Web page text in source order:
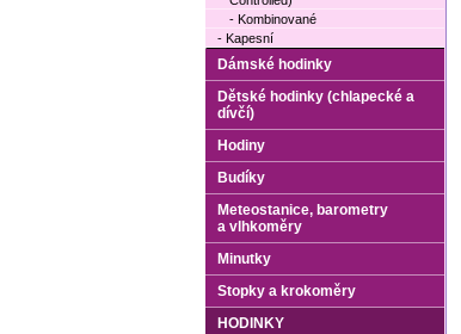
- Kombinované
- Kapesní
Dámské hodinky
Dětské hodinky (chlapecké a
dívčí)
Hodiny
Budíky
Meteostanice, barometry
a vlhkoměry
Minutky
Stopky a krokoměry
HODINKY